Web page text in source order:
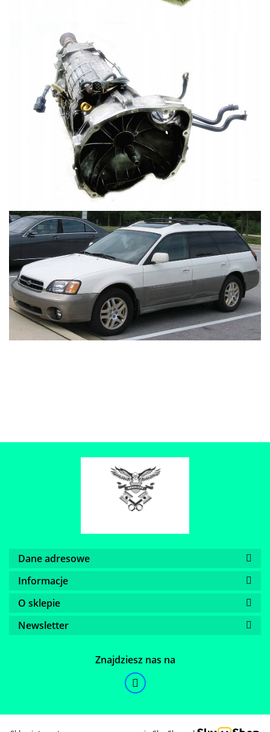
Dane adresowe
Informacje
O sklepie
Newsletter
Znajdziesz nas na